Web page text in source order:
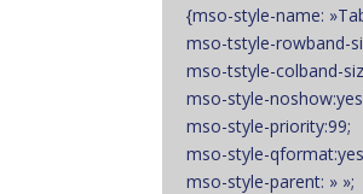
{mso-style-name:
mso-tstyle-rowband-
mso-tstyle-colband-
mso-style-
mso-style-priority:99;
mso-style-
mso-style-parent: » »;